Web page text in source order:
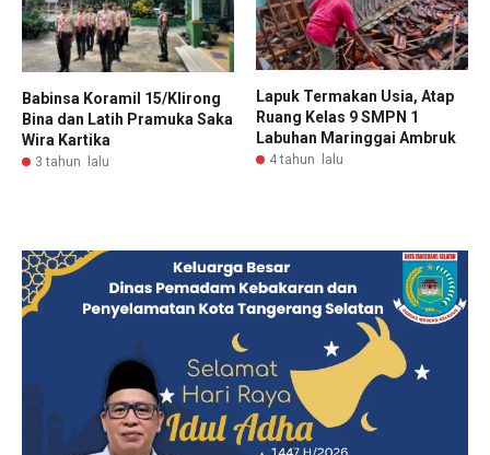
Babinsa Koramil 15/Klirong
Bina dan Latih Pramuka Saka
Wira Kartika
3 tahun lalu
Lapuk Termakan Usia, Atap
Ruang Kelas 9 SMPN 1
Labuhan Maringgai Ambruk
4 tahun lalu